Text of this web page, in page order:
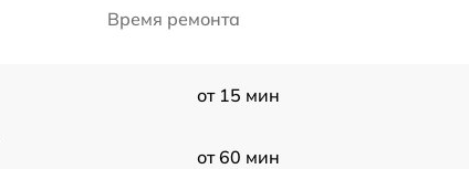
Время ремонта
от 15 мин
от 60 мин